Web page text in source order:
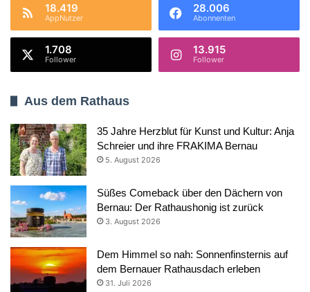
18.419
AppNutzer
28.006
Abonnenten
1.708
Follower
13.915
Follower
Aus dem Rathaus
35 Jahre Herzblut für Kunst und Kultur: Anja
Schreier und ihre FRAKIMA Bernau
5. August 2026
Süßes Comeback über den Dächern von
Bernau: Der Rathaushonig ist zurück
3. August 2026
Dem Himmel so nah: Sonnenfinsternis auf
dem Bernauer Rathausdach erleben
31. Juli 2026